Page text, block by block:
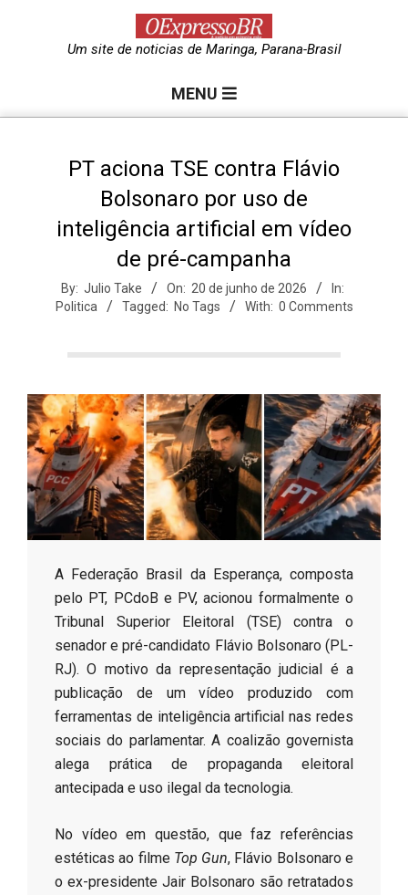
e
s
s
o
B
Um site de noticias de Maringa, Parana-Brasil
MENU
PT aciona TSE contra Flávio
Bolsonaro por uso de
inteligência artificial em vídeo
de pré-campanha
By: Julio Take On: 20 de junho de 2026
In:
Politica
Tagged: No Tags With: 0 Comments
​A Federação Brasil da Esperança, composta
pelo PT, PCdoB e PV, acionou formalmente o
Tribunal Superior Eleitoral (TSE) contra o
senador e pré-candidato Flávio Bolsonaro (PL-
RJ). O motivo da representação judicial é a
publicação de um vídeo produzido com
ferramentas de inteligência artificial nas redes
sociais do parlamentar. A coalizão governista
alega prática de propaganda eleitoral
antecipada e uso ilegal da tecnologia.
​No vídeo em questão, que faz referências
estéticas ao filme Top Gun, Flávio Bolsonaro e
o ex-presidente Jair Bolsonaro são retratados